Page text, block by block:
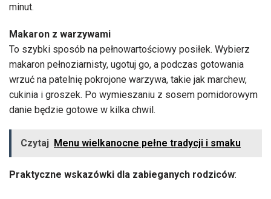
minut.
Makaron z warzywami
To szybki sposób na pełnowartościowy posiłek. Wybierz
makaron pełnoziarnisty, ugotuj go, a podczas gotowania
wrzuć na patelnię pokrojone warzywa, takie jak marchew,
cukinia i groszek. Po wymieszaniu z sosem pomidorowym
danie będzie gotowe w kilka chwil.
Czytaj Menu wielkanocne pełne tradycji i smaku
Praktyczne wskazówki dla zabieganych rodziców: